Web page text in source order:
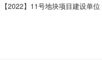
】11号地块项目建设单
保康物业管理服务有限公司